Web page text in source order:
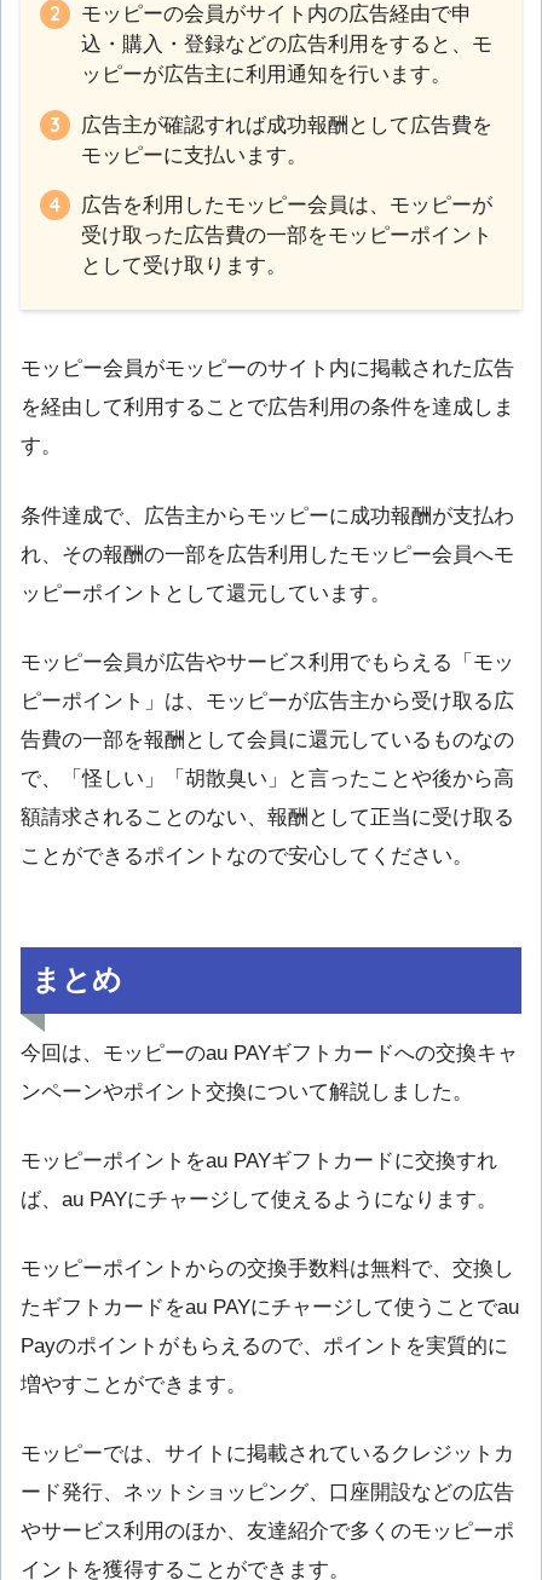
モッピーの会員がサイト内の広告経由で申
込・購入・登録などの広告利用をすると、モ
ッピーが広告主に利用通知を行います。
広告主が確認すれば成功報酬として広告費を
モッピーに支払います。
広告を利用したモッピー会員は、モッピーが
受け取った広告費の一部をモッピーポイント
として受け取ります。
モッピー会員がモッピーのサイト内に掲載された広告
を経由して利用することで広告利用の条件を達成しま
す。
条件達成で、広告主からモッピーに成功報酬が支払わ
れ、その報酬の一部を広告利用したモッピー会員へモ
ッピーポイントとして還元しています。
モッピー会員が広告やサービス利用でもらえる「モッ
ピーポイント」は、モッピーが広告主から受け取る広
告費の一部を報酬として会員に還元しているものなの
で、「怪しい」「胡散臭い」と言ったことや後から高
額請求されることのない、報酬として正当に受け取る
ことができるポイントなので安心してください。
まとめ
今回は、モッピーのau PAYギフトカードへの交換キャ
ンペーンやポイント交換について解説しました。
モッピーポイントをau PAYギフトカードに交換すれ
ば、au PAYにチャージして使えるようになります。
モッピーポイントからの交換手数料は無料で、交換し
たギフトカードをau PAYにチャージして使うことでau
Payのポイントがもらえるので、ポイントを実質的に
増やすことができます。
モッピーでは、サイトに掲載されているクレジットカ
ード発行、ネットショッピング、口座開設などの広告
やサービス利用のほか、友達紹介で多くのモッピーポ
イントを獲得することができます。